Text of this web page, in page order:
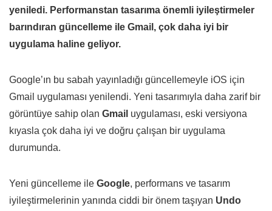
yeniledi. Performanstan tasarıma önemli iyileştirmeler
barındıran güncelleme ile Gmail, çok daha iyi bir
uygulama haline geliyor.
Google’ın bu sabah yayınladığı güncellemeyle iOS için
Gmail uygulaması yenilendi. Yeni tasarımıyla daha zarif bir
görüntüye sahip olan Gmail uygulaması, eski versiyona
kıyasla çok daha iyi ve doğru çalışan bir uygulama
durumunda.
Yeni güncelleme ile Google, performans ve tasarım
iyileştirmelerinin yanında ciddi bir önem taşıyan Undo